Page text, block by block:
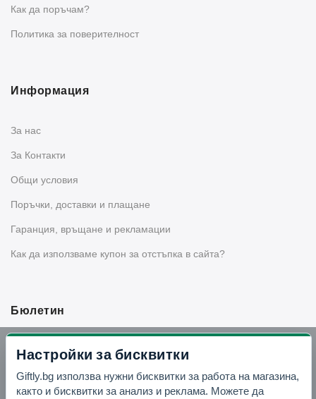
Как да поръчам?
Политика за поверителност
Информация
За нас
За Контакти
Общи условия
Поръчки, доставки и плащане
Гаранция, връщане и рекламации
Как да използваме купон за отстъпка в сайта?
Бюлетин
Вземи -10% отстъпка в Telegram
Отвори Telegram
Настройки за бисквитки
Giftly.bg използва нужни бисквитки за работа на магазина,
както и бисквитки за анализ и реклама. Можете да